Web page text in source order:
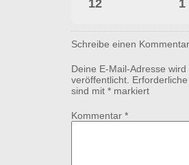
12 1
Schreibe einen Kommentar
Deine E-Mail-Adresse wird
veröffentlicht.
sind mit * markiert
Kommentar *